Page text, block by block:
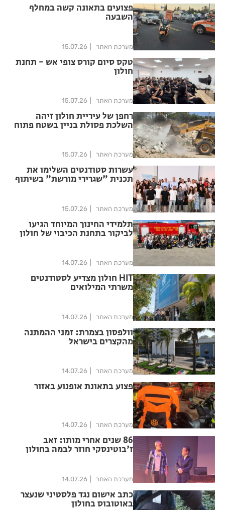
פצועים בתאונה קשה במחלף
השבעה
מערכת האתר 15.07.26
טקס סיום קורס צופי אש - תחנת
חולון
מערכת האתר 15.07.26
רחפן של עיריית חולון זיהה
השלכת פסולת בניין בשטח פתוח
מערכת האתר 15.07.26
עשרות סטודנטים השלימו את
תכנית "שגרירי מורשת" בשיתוף
מערכת האתר 15.07.26
תלמידי החינוך המיוחד הגיעו
לביקור בתחנת הכיבוי של חולון
מערכת האתר 14.07.26
HIT חולון מצדיע לסטודנטים
משרתי המילואים
מערכת האתר 14.07.26
וולפסון בצמרת: זמני ההמתנה
מהקצרים בישראל
מערכת האתר 14.07.26
פצוע בתאונת אופנוע באזור
מערכת האתר 14.07.26
86 שנים אחרי מותו: זאב
ז'בוטינסקי חוזר לבמה בחולון
מערכת האתר 14.07.26
כתב אישום נגד פלסטיני שנעצר
באוטובוס בחולון